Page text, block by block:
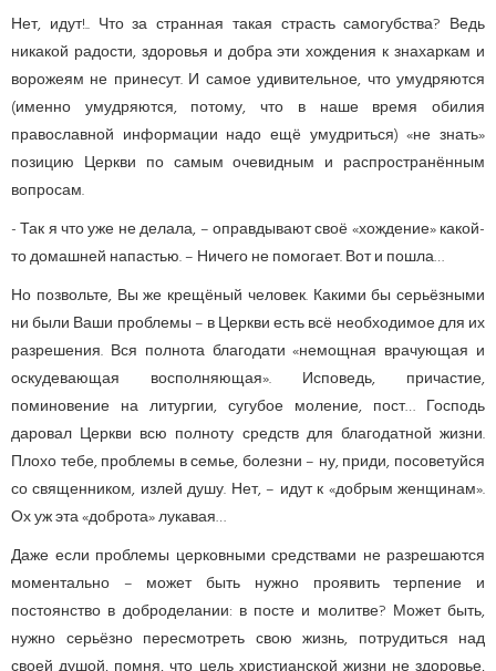
Нет, идут!.. Что за странная такая страсть самогубства? Ведь
никакой радости, здоровья и добра эти хождения к знахаркам и
ворожеям не принесут. И самое удивительное, что умудряются
(именно умудряются, потому, что в наше время обилия
православной информации надо ещё умудриться) «не знать»
позицию Церкви по самым очевидным и распространённым
вопросам.
- Так я что уже не делала, – оправдывают своё «хождение» какой-
то домашней напастью. – Ничего не помогает. Вот и пошла…
Но позвольте, Вы же крещёный человек. Какими бы серьёзными
ни были Ваши проблемы – в Церкви есть всё необходимое для их
разрешения. Вся полнота благодати «немощная врачующая и
оскудевающая восполняющая». Исповедь, причастие,
поминовение на литургии, сугубое моление, пост… Господь
даровал Церкви всю полноту средств для благодатной жизни.
Плохо тебе, проблемы в семье, болезни – ну, приди, посоветуйся
со священником, излей душу. Нет, – идут к «добрым женщинам».
Ох уж эта «доброта» лукавая…
Даже если проблемы церковными средствами не разрешаются
моментально – может быть нужно проявить терпение и
постоянство в доброделании: в посте и молитве? Может быть,
нужно серьёзно пересмотреть свою жизнь, потрудиться над